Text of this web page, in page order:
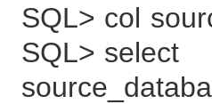
SQL> col
SQL> select